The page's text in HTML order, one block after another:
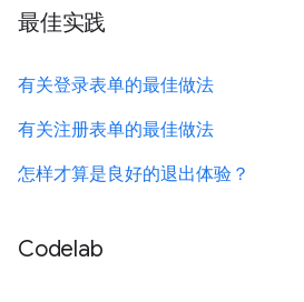
最佳实践
有关登录表单的最佳做法
有关注册表单的最佳做法
怎样才算是良好的退出体验？
Codelab